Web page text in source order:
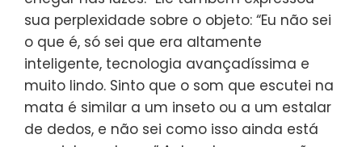
sua perplexidade sobre o objeto: “Eu não sei
o que é, só sei que era altamente
inteligente, tecnologia avançadíssima e
muito lindo. Sinto que o som que escutei na
mata é similar a um inseto ou a um estalar
de dedos, e não sei como isso ainda está